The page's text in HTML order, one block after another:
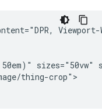
sizes="50vw"
thing-crop">